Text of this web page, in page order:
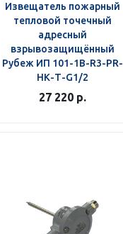
Извещатель пожарный
тепловой точечный
адресный
взрывозащищённый
Рубеж ИП 101-1В-R3-РR-
НК-Т-G1/2
27 220 р.